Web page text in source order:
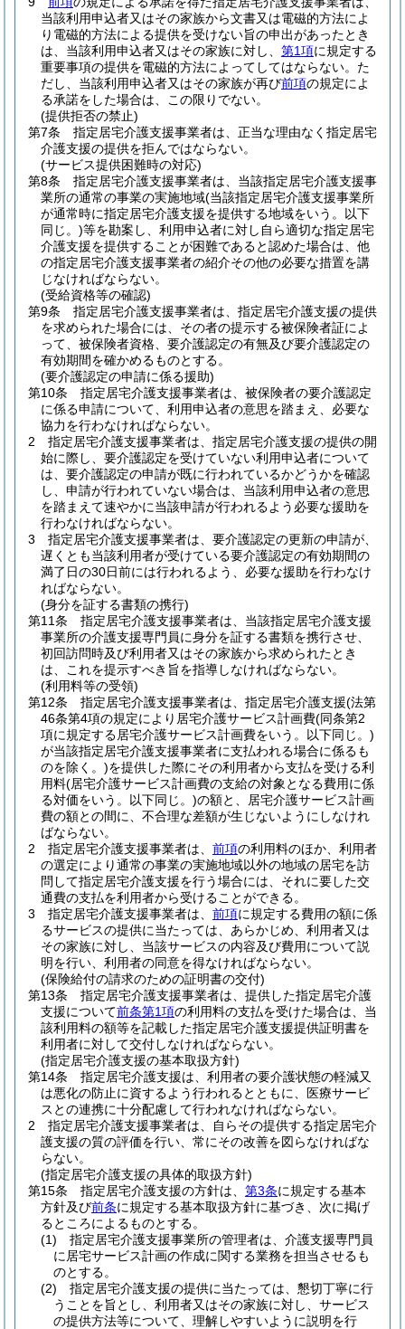
当該利用申込者又はその家族から文書又は電磁的方法によ
り電磁的方法による提供を受けない旨の申出があったとき
は、当該利用申込者又はその家族に対し、 第1項に規定する
重要事項の提供を電磁的方法によってしてはならない。 た
だし、当該利用申込者又はその家族が再び前項の規定によ
る承諾をした場合は、この限りでない。
(提供拒否の禁止)
第7条
指定居宅介護支援事業者は、正当な理由なく指定居宅
介護支援の提供を拒んではならない。
(サービス提供困難時の対応)
第8条
指定居宅介護支援事業者は、当該指定居宅介護支援事
業所の通常の事業の実施地域(当該指定居宅介護支援事業所
が通常時に指定居宅介護支援を提供する地域をいう。以下
同じ。)等を勘案し、利用申込者に対し自ら適切な指定居宅
介護支援を提供することが困難であると認めた場合は、他
の指定居宅介護支援事業者の紹介その他の必要な措置を講
じなければならない。
(受給資格等の確認)
第9条
指定居宅介護支援事業者は、指定居宅介護支援の提供
を求められた場合には、その者の提示する被保険者証によ
って、被保険者資格、要介護認定の有無及び要介護認定の
有効期間を確かめるものとする。
(要介護認定の申請に係る援助)
第10条
指定居宅介護支援事業者は、被保険者の要介護認定
に係る申請について、利用申込者の意思を踏まえ、必要な
協力を行わなければならない。
2
指定居宅介護支援事業者は、指定居宅介護支援の提供の開
始に際し、要介護認定を受けていない利用申込者について
は、要介護認定の申請が既に行われているかどうかを確認
し、申請が行われていない場合は、当該利用申込者の意思
を踏まえて速やかに当該申請が行われるよう必要な援助を
行わなければならない。
3
指定居宅介護支援事業者は、要介護認定の更新の申請が、
遅くとも当該利用者が受けている要介護認定の有効期間の
満了日の30日前には行われるよう、必要な援助を行わなけ
ればならない。
(身分を証する書類の携行)
第11条
指定居宅介護支援事業者は、当該指定居宅介護支援
事業所の介護支援専門員に身分を証する書類を携行させ、
初回訪問時及び利用者又はその家族から求められたとき
は、これを提示すべき旨を指導しなければならない。
(利用料等の受領)
第12条
指定居宅介護支援事業者は、指定居宅介護支援(法第
46条第4項の規定により居宅介護サービス計画費(同条第2
項に規定する居宅介護サービス計画費をいう。以下同じ。)
が当該指定居宅介護支援事業者に支払われる場合に係るも
のを除く。)を提供した際にその利用者から支払を受ける利
用料(居宅介護サービス計画費の支給の対象となる費用に係
る対価をいう。以下同じ。)の額と、居宅介護サービス計画
費の額との間に、不合理な差額が生じないようにしなけれ
ばならない。
2
指定居宅介護支援事業者は、 前項の利用料のほか、利用者
の選定により通常の事業の実施地域以外の地域の居宅を訪
問して指定居宅介護支援を行う場合には、それに要した交
通費の支払を利用者から受けることができる。
3
指定居宅介護支援事業者は、 前項に規定する費用の額に係
るサービスの提供に当たっては、あらかじめ、利用者又は
その家族に対し、当該サービスの内容及び費用について説
明を行い、利用者の同意を得なければならない。
(保険給付の請求のための証明書の交付)
第13条
指定居宅介護支援事業者は、提供した指定居宅介護
支援について前条第1項の利用料の支払を受けた場合は、当
該利用料の額等を記載した指定居宅介護支援提供証明書を
利用者に対して交付しなければならない。
(指定居宅介護支援の基本取扱方針)
第14条
指定居宅介護支援は、利用者の要介護状態の軽減又
は悪化の防止に資するよう行われるとともに、医療サービ
スとの連携に十分配慮して行われなければならない。
2
指定居宅介護支援事業者は、自らその提供する指定居宅介
護支援の質の評価を行い、常にその改善を図らなければな
らない。
(指定居宅介護支援の具体的取扱方針)
第15条
指定居宅介護支援の方針は、 第3条に規定する基本
方針及び前条に規定する基本取扱方針に基づき、次に掲げ
るところによるものとする。
(1)
指定居宅介護支援事業所の管理者は、介護支援専門員
に居宅サービス計画の作成に関する業務を担当させるも
のとする。
(2)
指定居宅介護支援の提供に当たっては、懇切丁寧に行
うことを旨とし、利用者又はその家族に対し、サービス
の提供方法等について、理解しやすいように説明を行